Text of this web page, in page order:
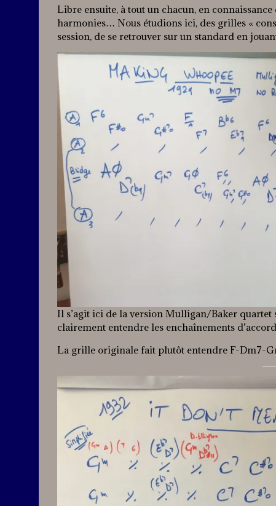
Libre ensuite, à tout un chacun, en
harmonies… Nous étudions ici, des grilles «
session, de se retrouver sur un standard en
Il s’agit ici de la version Mulligan/Baker
clairement entendre les enchaînements
La grille originale fait plutôt entendre F-Dm7-